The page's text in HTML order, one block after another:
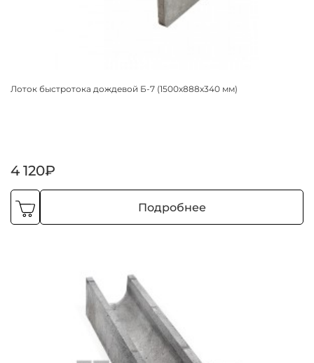
Лоток быстротока дождевой Б-7 (1500х888х340 мм)
4 120₽
Подробнее